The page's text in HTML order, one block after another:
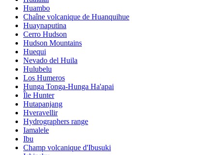
Huambo
Chaîne volcanique de Huanquihue
Huaynaputina
Cerro Hudson
Hudson Mountains
Huequi
Nevado del Huila
Hulubelu
Los Humeros
Hunga Tonga-Hunga Ha'apai
Île Hunter
Hutapanjang
Hveravellir
Hydrographers range
Iamalele
Ibu
Champ volcanique d'Ibusuki